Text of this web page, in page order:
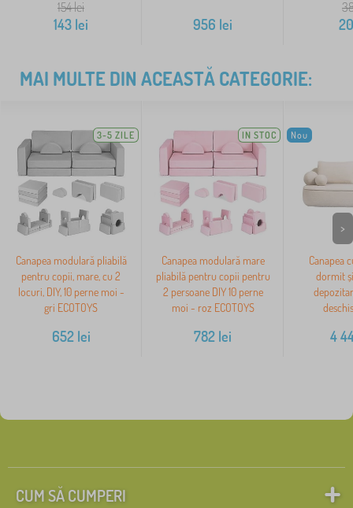
154lei
143 lei 956 lei 20
MAI MULTE DIN ACEASTĂ CATEGORIE:
3-5 ZILE
Canapea modulară pliabilă
pentru copii, mare, cu 2
locuri, DIY, 10 perne moi -
gri ECOTOYS
652lei
IN STOC
Canapea modulară mare
pliabilă pentru copii pentru
2 persoane DIY 10 perne
moi - roz ECOTOYS
782 lei
Nou
Canapea
dormit
4
>
CUM SĂ CUMPERI